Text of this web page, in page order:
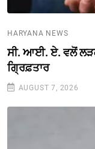
HARYANA NEWS
ਸੀ. ਆਈ. ਏ. ਵਲੋਂ
ਗ੍ਰਿਫ਼ਤਾਰ
AUGUST 7, 2026